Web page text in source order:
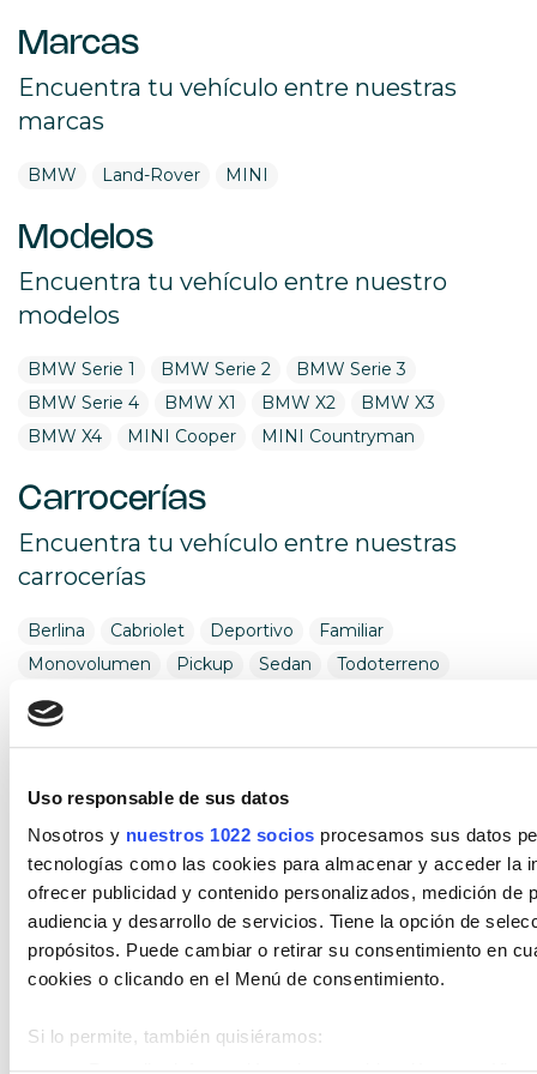
Uso responsable de sus datos
Nosotros y nuestros 1022 socios procesamos sus datos
tecnologías como las cookies para almacenar y acceder la
ofrecer publicidad y contenido personalizados, medición de
audiencia y desarrollo de servicios. Tiene la opción de
propósitos. Puede cambiar o retirar su consentimiento en
cookies o clicando en el Menú de consentimiento.
Si lo permite, también quisiéramos:
Marcas
Encuentra tu vehículo entre nuestras
marcas
BMW Land-Rover MINI
Modelos
Encuentra tu vehículo entre nuestro
modelos
BMW Serie 1 BMW Serie 2
BMW Serie 3
BMW Serie 4
BMW X1 BMW X2
BMW X3
BMW X4
MINI Cooper MINI Countryman
Carrocerías
Encuentra tu vehículo entre nuestras
carrocerías
Berlina Cabriolet Deportivo
Familiar
Monovolumen
Pickup Sedan
Todoterreno
Utilitario
Encuentra tu vehículo por combustibles
Diésel Eléctrico Gasolina
Híbrido (Diesel)
Híbrido (Gasolina)
Híbrido enchufable
Cambios
Automático